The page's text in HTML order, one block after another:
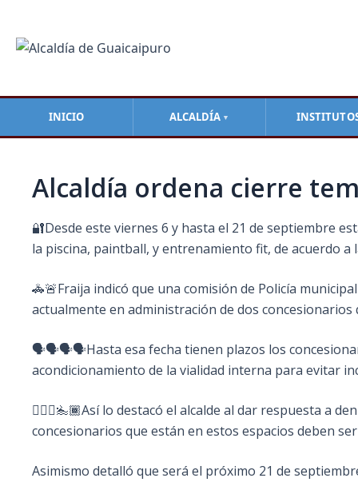
INICIO ALCALDÍA ▼
contenido
Alcaldía ordena cierre
🔐Desde este viernes 6 y hasta el 21 de septiembre
la piscina, paintball, y entrenamiento fit, de acuerdo
🚓🚨Fraija indicó que una comisión de Policía
actualmente en administración de dos concesionarios
🗣️🗣️🗣️🗣️Hasta esa fecha tienen plazos los
acondicionamiento de la vialidad interna para evitar
🧗🏻‍♀️🏊🏾Así lo destacó el alcalde al dar respuesta a
concesionarios que están en estos espacios deben
Asimismo detalló que será el próximo 21 de
entradas